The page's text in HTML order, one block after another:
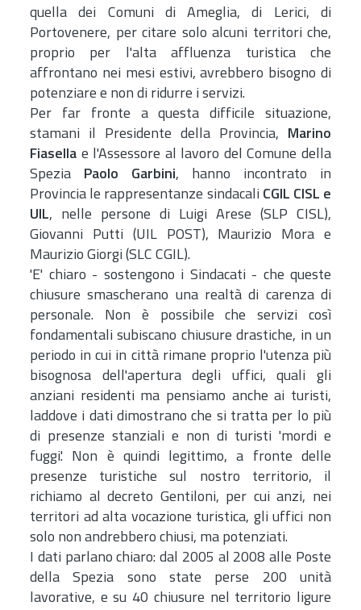
quella dei Comuni di Ameglia, di Lerici, di
Portovenere, per citare solo alcuni territori che,
proprio per l'alta affluenza turistica che
affrontano nei mesi estivi, avrebbero bisogno di
potenziare e non di ridurre i servizi.
Per far fronte a questa difficile situazione,
stamani il Presidente della Provincia, Marino
Fiasella e l'Assessore al lavoro del Comune della
Spezia Paolo Garbini, hanno incontrato in
Provincia le rappresentanze sindacali CGIL CISL e
UIL, nelle persone di Luigi Arese (SLP CISL),
Giovanni Putti (UIL POST), Maurizio Mora e
Maurizio Giorgi (SLC CGIL).
'E' chiaro - sostengono i Sindacati - che queste
chiusure smascherano una realtà di carenza di
personale. Non è possibile che servizi così
fondamentali subiscano chiusure drastiche, in un
periodo in cui in città rimane proprio l'utenza più
bisognosa dell'apertura degli uffici, quali gli
anziani residenti ma pensiamo anche ai turisti,
laddove i dati dimostrano che si tratta per lo più
di presenze stanziali e non di turisti 'mordi e
fuggi'. Non è quindi legittimo, a fronte delle
presenze turistiche sul nostro territorio, il
richiamo al decreto Gentiloni, per cui anzi, nei
territori ad alta vocazione turistica, gli uffici non
solo non andrebbero chiusi, ma potenziati.
I dati parlano chiaro: dal 2005 al 2008 alle Poste
della Spezia sono state perse 200 unità
lavorative, e su 40 chiusure nel territorio ligure